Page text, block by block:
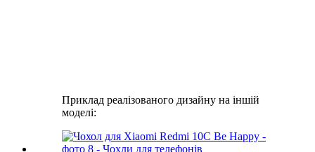
Приклад реалізованого дизайну на іншій
моделі: